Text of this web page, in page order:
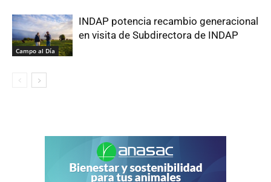
Campo al Día
INDAP potencia recambio generacional
en visita de Subdirectora de INDAP